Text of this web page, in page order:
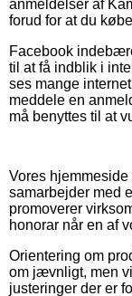
anmeldelser af
forud for at du
Facebook
til at få indblik i
ses mange
meddele en
må benyttes til at
Vores
samarbejder med
promoverer
honorar når en af
Orientering om
om jævnligt, men
justeringer der er